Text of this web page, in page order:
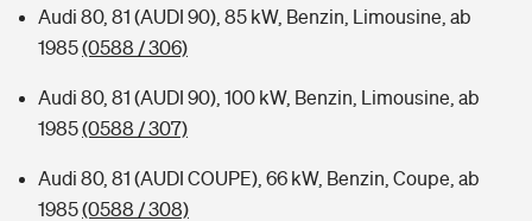
Audi 80, 81 (AUDI 90), 85 kW, Benzin, Limousine, ab
1985(0588 / 306)
Audi 80, 81 (AUDI 90), 100 kW, Benzin, Limousine, ab
1985(0588 / 307)
Audi 80, 81 (AUDI COUPE), 66 kW, Benzin, Coupe, ab
1985(0588 / 308)